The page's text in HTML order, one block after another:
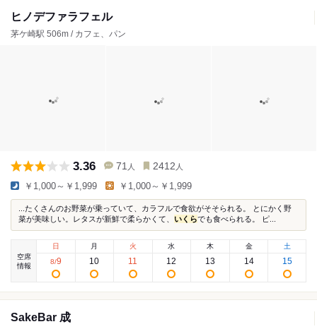
ヒノデファラフェル
茅ケ崎駅 506m / カフェ、パン
3.36 71 人 2412 人
￥1,000～￥1,999 ￥1,000～￥1,999
...たくさんのお野菜が乗っていて、カラフルで食欲がそそられる。 とにかく野
菜が美味しい。レタスが新鮮で柔らかくて、 いくらでも食べられる。 ピ...
空席
情報
日
8/9
月
10
火
11
水
12
木
13
金
14
土
15
SakeBar 成